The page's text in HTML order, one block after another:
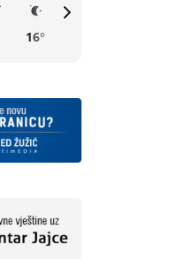
16°